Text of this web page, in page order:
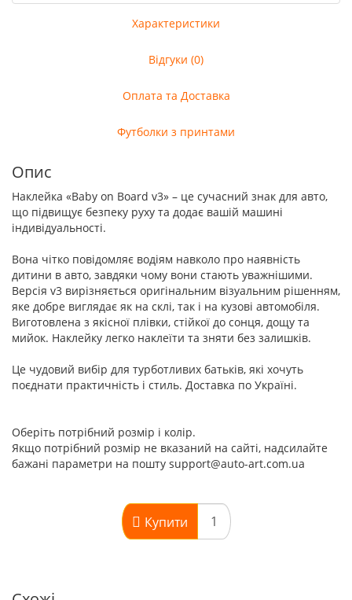
Характеристики
Відгуки (0)
Оплата та Доставка
Футболки з принтами
Опис
Наклейка «Baby on Board v3» – це сучасний знак для авто,
що підвищує безпеку руху та додає вашій машині
індивідуальності.
Вона чітко повідомляє водіям навколо про наявність
дитини в авто, завдяки чому вони стають уважнішими.
Версія v3 вирізняється оригінальним візуальним рішенням,
яке добре виглядає як на склі, так і на кузові автомобіля.
Виготовлена з якісної плівки, стійкої до сонця, дощу та
мийок. Наклейку легко наклеїти та зняти без залишків.
Це чудовий вибір для турботливих батьків, які хочуть
поєднати практичність і стиль. Доставка по Україні.
Оберіть потрібний розмір і колір.
Якщо потрібний розмір не вказаний на сайті, надсилайте
бажані параметри на пошту support@auto-art.com.ua
Купити